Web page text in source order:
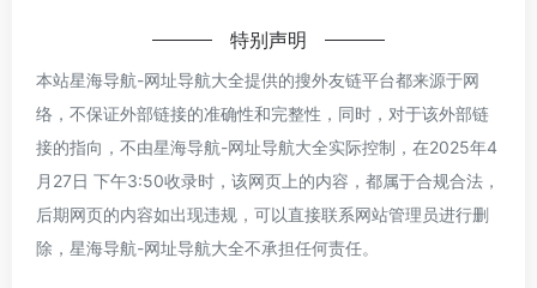
特别声明
本站星海导航-网址导航大全提供的搜外友链平台都来源于网
络，不保证外部链接的准确性和完整性，同时，对于该外部链
接的指向，不由星海导航-网址导航大全实际控制，在2025年4
月27日 下午3:50收录时，该网页上的内容，都属于合规合法，
后期网页的内容如出现违规，可以直接联系网站管理员进行删
除，星海导航-网址导航大全不承担任何责任。